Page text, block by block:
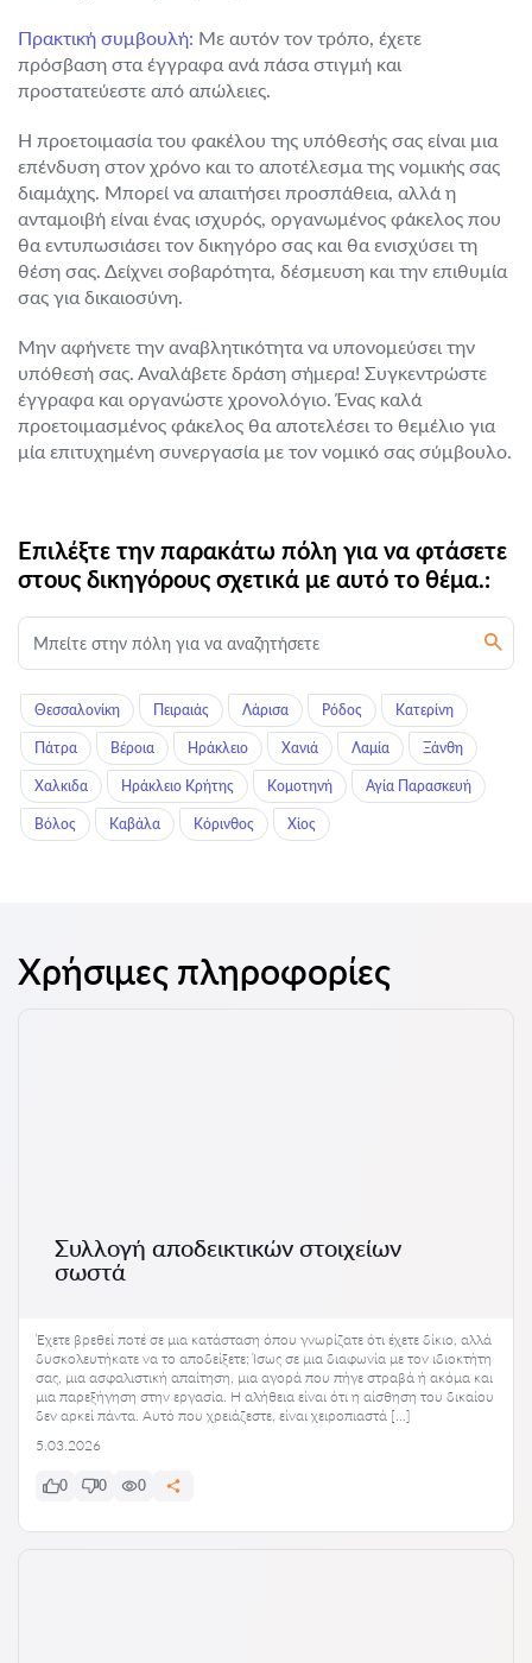
Πρακτική συμβουλή: Με αυτόν τον τρόπο, έχετε
πρόσβαση στα έγγραφα ανά πάσα στιγμή και
προστατεύεστε από απώλειες.
Η προετοιμασία του φακέλου της υπόθεσής σας είναι μια
επένδυση στον χρόνο και το αποτέλεσμα της νομικής σας
διαμάχης. Μπορεί να απαιτήσει προσπάθεια, αλλά η
ανταμοιβή είναι ένας ισχυρός, οργανωμένος φάκελος που
θα εντυπωσιάσει τον δικηγόρο σας και θα ενισχύσει τη
θέση σας. Δείχνει σοβαρότητα, δέσμευση και την επιθυμία
σας για δικαιοσύνη.
Μην αφήνετε την αναβλητικότητα να υπονομεύσει την
υπόθεσή σας. Αναλάβετε δράση σήμερα! Συγκεντρώστε
έγγραφα και οργανώστε χρονολόγιο. Ένας καλά
προετοιμασμένος φάκελος θα αποτελέσει το θεμέλιο για
μία επιτυχημένη συνεργασία με τον νομικό σας σύμβουλο.
Επιλέξτε την παρακάτω πόλη για να φτάσετε
στους δικηγόρους σχετικά με αυτό το θέμα.:
Θεσσαλονίκη Πειραιάς Λάρισα Ρόδος Κατερίνη
Πάτρα Βέροια Ηράκλειο Χανιά Λαμία Ξάνθη
Χαλκιδα Ηράκλειο Κρήτης Κομοτηνή Αγία Παρασκευή
Βόλος Καβάλα Κόρινθος Χίος
Χρήσιμες πληροφορίες
Συλλογή αποδεικτικών στοιχείων
σωστά
Έχετε βρεθεί ποτέ σε μια κατάσταση όπου γνωρίζατε ότι έχετε δίκιο, αλλά
δυσκολευτήκατε να το αποδείξετε; Ίσως σε μια διαφωνία με τον ιδιοκτήτη
σας, μια ασφαλιστική απαίτηση, μια αγορά που πήγε στραβά ή ακόμα και
μια παρεξήγηση στην εργασία. Η αλήθεια είναι ότι η αίσθηση του δικαίου
δεν αρκεί πάντα. Αυτό που χρειάζεστε, είναι χειροπιαστά […]
5.03.2026
0 0 0